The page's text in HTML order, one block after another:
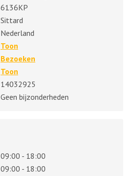
6136KP
Sittard
Nederland
Toon
Bezoeken
Toon
14032925
Geen bijzonderheden
09:00 - 18:00
09:00 - 18:00